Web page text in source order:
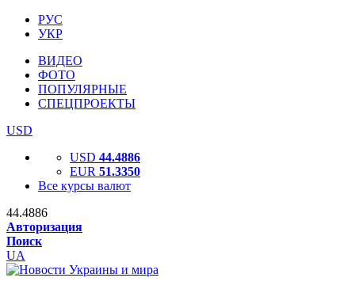
РУС
УКР
ВИДЕО
ФОТО
ПОПУЛЯРНЫЕ
СПЕЦПРОЕКТЫ
USD
USD 44.4886
EUR 51.3350
Все курсы валют
44.4886
Авторизация
Поиск
UA